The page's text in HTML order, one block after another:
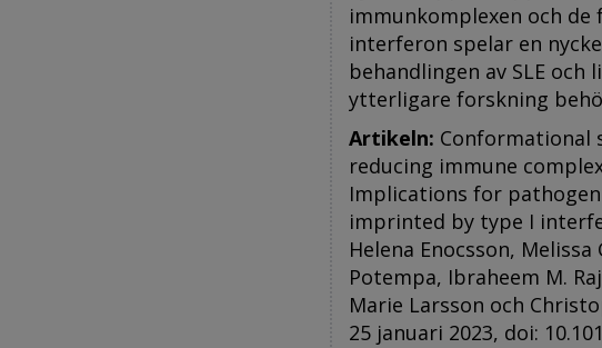
immunkomplexen och
interferon spelar en
behandlingen av SLE
ytterligare forskning
Artikeln: Conformational
reducing immune
Implications for
imprinted by type I
Helena Enocsson,
Potempa, Ibraheem M.
Marie Larsson och
25 januari 2023, doi: